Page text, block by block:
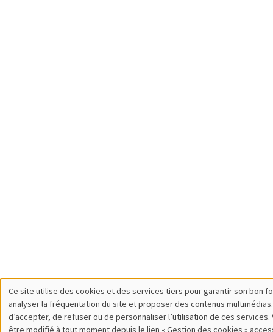
Utilisation
Ce site utilise des cookies et des services tiers pour garantir son bon
analyser la fréquentation du site et proposer des contenus
d’accepter, de refuser ou de personnaliser l’utilisation de ces services.
être modifié à tout moment depuis le lien « Gestion des cookies »